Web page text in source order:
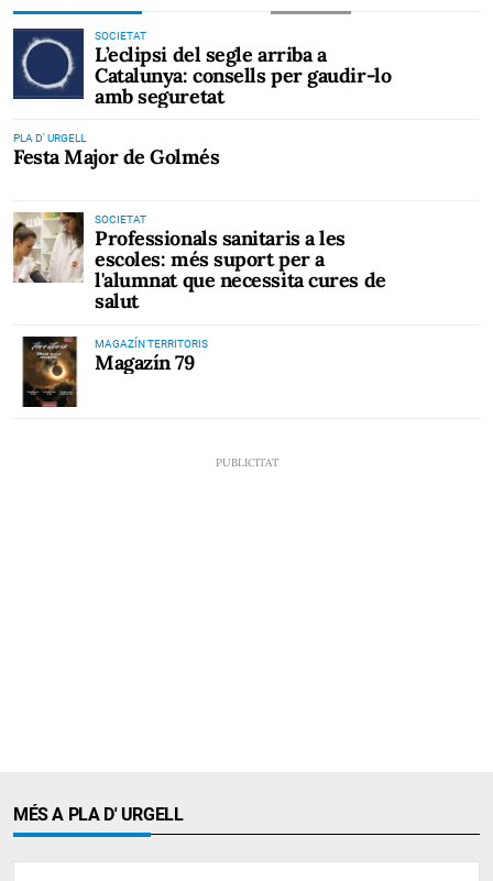
SOCIETAT
L’eclipsi del segle arriba a
Catalunya: consells per gaudir-lo
amb seguretat
PLA D' URGELL
Festa Major de Golmés
SOCIETAT
Professionals sanitaris a les
escoles: més suport per a
l'alumnat que necessita cures de
salut
MAGAZÍN TERRITORIS
Magazín 79
MÉS A PLA D' URGELL